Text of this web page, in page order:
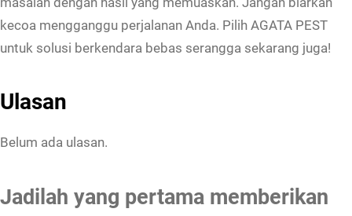
kecoa mengganggu perjalanan Anda. Pilih AGATA PEST
untuk solusi berkendara bebas serangga sekarang juga!
Ulasan
Belum ada ulasan.
Jadilah yang pertama memberikan